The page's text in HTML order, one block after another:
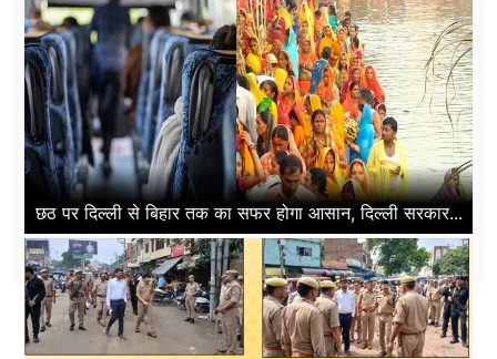
छठ पर दिल्ली से बिहार तक का सफर होगा आसान, दिल्ली सरकार...